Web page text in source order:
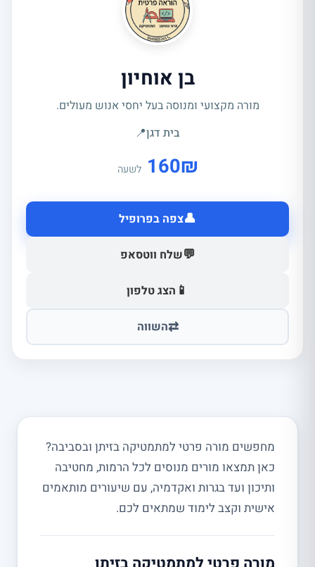
בן אוחיון
מורה מקצועי ומנוסה בעל יחסי אנוש מעולים.
בית דגן📍
₪
160 לשעה
👤צפה בפרופיל
💬שלח ווטסאפ
📱 הצג טלפון
⇄השווה
מחפשים מורה פרטי למתמטיקה בזיתן ובסביבה?
כאן תמצאו מורים מנוסים לכל הרמות, מחטיבה
ותיכון ועד בגרות ואקדמיה, עם שיעורים מותאמים
אישית וקצב לימוד שמתאים לכם.